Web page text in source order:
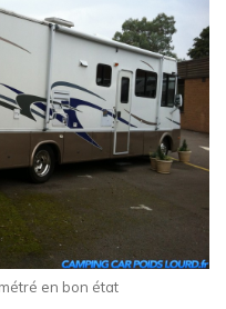
en bon état